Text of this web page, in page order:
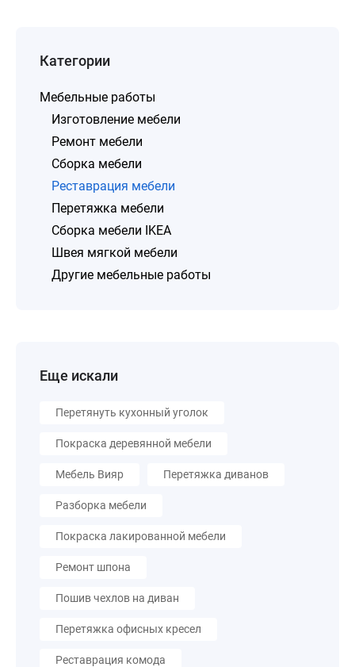
Категории
Мебельные работы
Изготовление мебели
Ремонт мебели
Сборка мебели
Реставрация мебели
Перетяжка мебели
Сборка мебели IKEA
Швея мягкой мебели
Другие мебельные работы
Еще искали
Перетянуть кухонный уголок
Покраска деревянной мебели
Мебель Вияр Перетяжка диванов
Разборка мебели
Покраска лакированной мебели
Ремонт шпона
Пошив чехлов на диван
Перетяжка офисных кресел
Реставрация комода